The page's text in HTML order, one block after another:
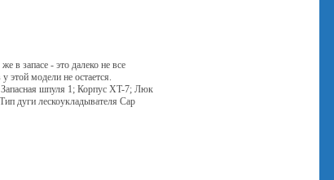
в запасе - это далеко не все
этой модели не остается.
шпуля 1; Корпус XT-7; Люк
дуги лескоукладывателя Cap